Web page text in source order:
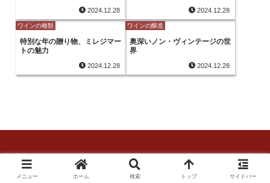
2024.12.28 2024.12.28
ワインの種類
特別な年の贈り物、ミレジマー
トの魅力
2024.12.28
ワインの醸造
奥深いノン・ヴィンテージの世
界
2024.12.28
© 2024 ワインの教室.
メニュー ホーム 検索 トップ サイドバー